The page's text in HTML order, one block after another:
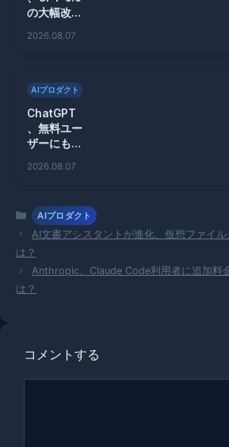
の大幅改善
ザー向け機
2026.08.07
AIプロダクト
ChatGPT
、無料ユー
ザーにも無
ストチャッ
始！
2026.08.07
カ
テ
ゴ
リ
ー
AIプロダクト
AI文書アシスタントが進化、仮想ファイ
は？
Anthropic、Claude Code利用者に追加料
は？
コメントする